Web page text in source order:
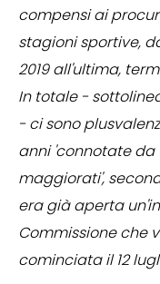
compensi ai
stagioni sportive,
2019 all'ultima,
In totale -
- ci sono
anni 'connotate
maggiorati',
era già aperta
Commissione che
cominciata il 12